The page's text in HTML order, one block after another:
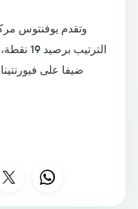
وتقدم يوفنتوس
ضيفا على